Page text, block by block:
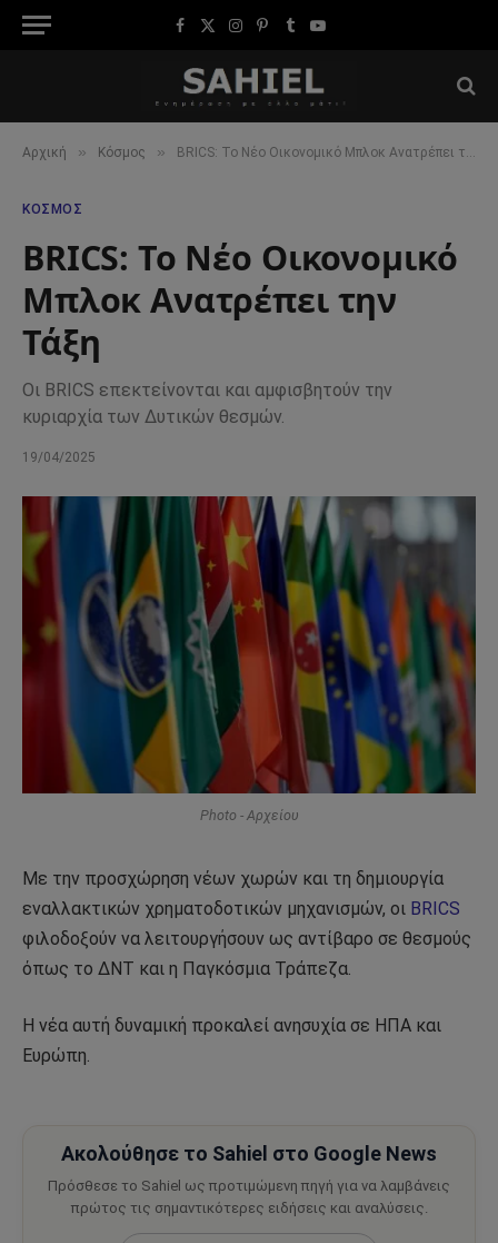
Facebook
X
Instagram
Pinterest
TumblrYouTube
Αρχική » Κόσμος » BRICS: Το Νέο Οικονομικό Μπλοκ Ανατρέπει την Τάξη
ΚΌΣΜΟΣ
BRICS: Το Νέο Οικονομικό
Μπλοκ Ανατρέπει την
Τάξη
Οι BRICS επεκτείνονται και αμφισβητούν την
κυριαρχία των Δυτικών θεσμών.
19/04/2025
Photo - Αρχείου
Με την προσχώρηση νέων χωρών και τη δημιουργία
εναλλακτικών χρηματοδοτικών μηχανισμών, οι BRICS
φιλοδοξούν να λειτουργήσουν ως αντίβαρο σε θεσμούς
όπως το ΔΝΤ και η Παγκόσμια Τράπεζα.
Η νέα αυτή δυναμική προκαλεί ανησυχία σε ΗΠΑ και
Ευρώπη.
Ακολούθησε το Sahiel στο Google News
Πρόσθεσε το Sahiel ως προτιμώμενη πηγή για να λαμβάνεις
πρώτος τις σημαντικότερες ειδήσεις και αναλύσεις.